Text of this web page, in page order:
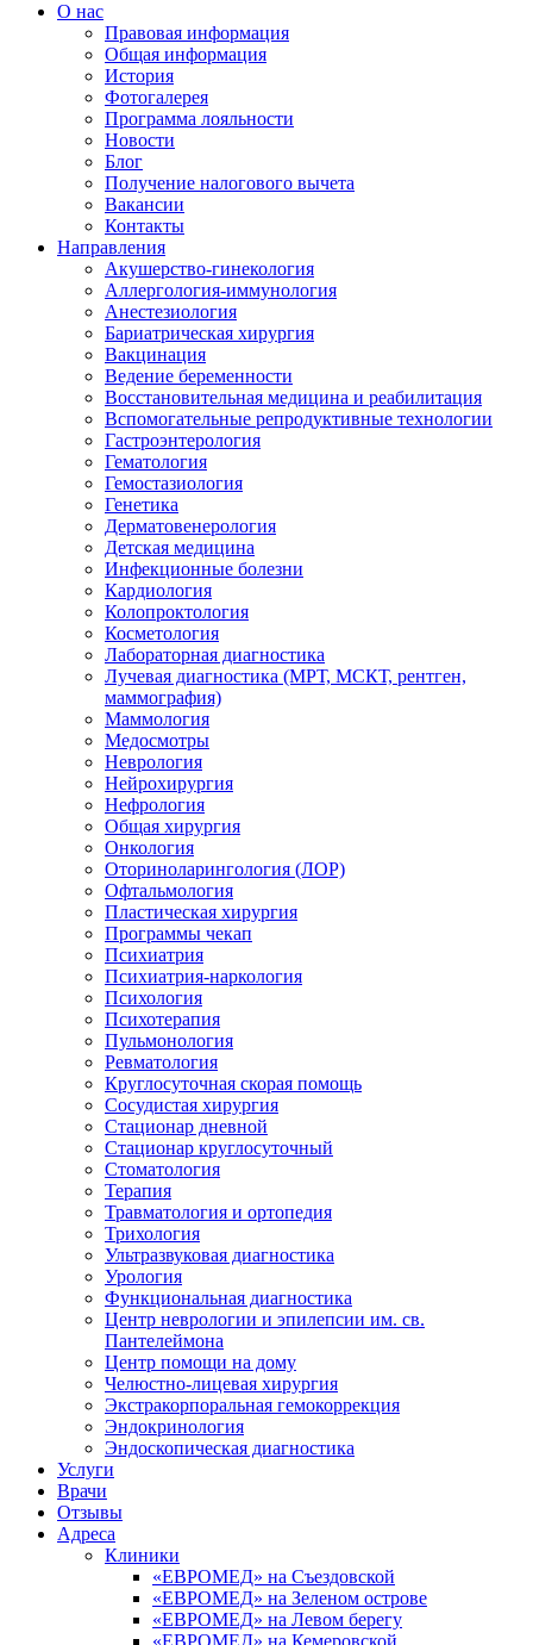
О нас
Правовая информация
Общая информация
История
Фотогалерея
Программа лояльности
Новости
Блог
Получение налогового вычета
Вакансии
Контакты
Направления
Акушерство-гинекология
Аллергология-иммунология
Анестезиология
Бариатрическая хирургия
Вакцинация
Ведение беременности
Восстановительная медицина и реабилитация
Вспомогательные репродуктивные технологии
Гастроэнтерология
Гематология
Гемостазиология
Генетика
Дерматовенерология
Детская медицина
Инфекционные болезни
Кардиология
Колопроктология
Косметология
Лабораторная диагностика
Лучевая диагностика (МРТ, МСКТ, рентген,
маммография)
Маммология
Медосмотры
Неврология
Нейрохирургия
Нефрология
Общая хирургия
Онкология
Оториноларингология (ЛОР)
Офтальмология
Пластическая хирургия
Программы чекап
Психиатрия
Психиатрия-наркология
Психология
Психотерапия
Пульмонология
Ревматология
Круглосуточная скорая помощь
Сосудистая хирургия
Стационар дневной
Стационар круглосуточный
Стоматология
Терапия
Травматология и ортопедия
Трихология
Ультразвуковая диагностика
Урология
Функциональная диагностика
Центр неврологии и эпилепсии им. св.
Пантелеймона
Центр помощи на дому
Челюстно-лицевая хирургия
Экстракорпоральная гемокоррекция
Эндокринология
Эндоскопическая диагностика
Услуги
Врачи
Отзывы
Адреса
Клиники
«ЕВРОМЕД» на Съездовской
«ЕВРОМЕД» на Зеленом острове
«ЕВРОМЕД» на Левом берегу
«ЕВРОМЕД» на Кемеровской